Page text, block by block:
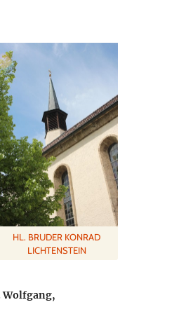
HL. BRUDER KONRAD
LICHTENSTEIN
Wolfgang,